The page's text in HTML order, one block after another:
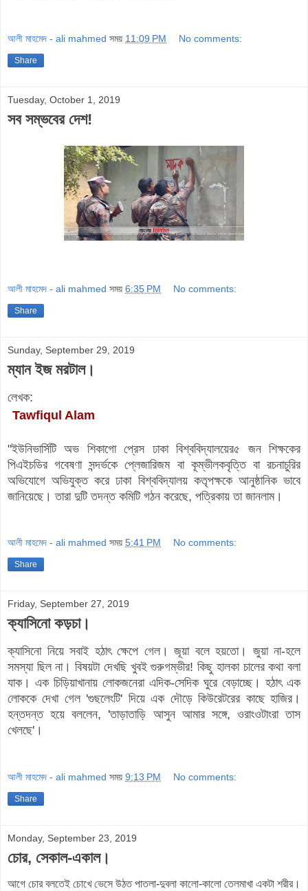
আলী মাহমেদ - ali mahmed সময় 11:09 PM No comments:
Share
Tuesday, October 1, 2019
সব সম্ভবের দেশ!
আলী মাহমেদ - ali mahmed সময় 6:35 PM No comments:
Share
Sunday, September 29, 2019
ম্যান ইজ মরটাল।
লেখক:
Tawfiqul Alam
"ইউনিভার্সিটি অভ শিকাগো প্রেস ঢাকা বিশ্ববিদ্যালয়ের৫ জন শিক্ষকের
পিএইচডির গবেষণা সন্দর্ভকে প্লেজারিজম বা কূম্ভীলকবৃত্তি বা রচনাচুরির
অভিযোগে অভিযুক্ত করে ঢাকা বিশ্ববিদ্যালয় কতৃপক্ষকে আনুষ্ঠানিক ভাবে
জানিয়েছে। তারা দুটি তদন্ত কমিটি গঠন করেছে, পত্রিকায় তা জানলাম।
আলী মাহমেদ - ali mahmed সময় 5:41 PM No comments:
Share
Friday, September 27, 2019
ক্যাসিনো কড়চা।
ক্যাসিনো নিয়ে সবাই হঠাৎ ক্ষেপে গেল। জূয়া বলে হয়তো। জুয়া না-হলে
সমস্যা ছিল না। বিষয়টা দেখছি খুবই গুরুগম্ভীর! কিছু হালকা চালের কথা বলা
যাক। এক চিড়িয়াখানায় লোকজনেরা এদিক-সেদিক ঘুরে বেড়াচ্ছে। হঠাৎ এক
লোককে দেখা গেল 'গুছলেংটি' দিয়ে এক দৌড়ে কিউরেটরের কাছে হাজির।
হন্তদন্ত হয়ে বললেন, 'তাড়াতাড়ি আসুন আমার সঙ্গে, ওরাংওটাংরা তাস
খেলছে'।
আলী মাহমেদ - ali mahmed সময় 9:13 PM No comments:
Share
Monday, September 23, 2019
চোর, সেকাল-একাল।
আগে চোর বলতেই চোখে ভেসে উঠত পাতলা-দুবলা কালো-কালো তেলমাখা একটা শরীর।